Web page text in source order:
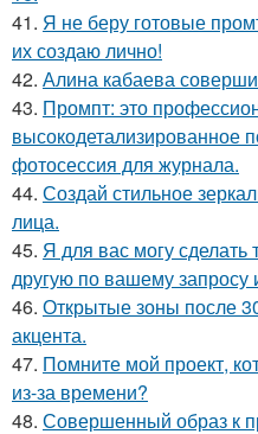
41. Я не беру готовые
их создаю лично!
42. Алина кабаева
43. Промпт: это
высокодетализированное
фотосессия для журнала.
44. Создай стильное
лица.
45. Я для вас могу
другую по вашему
46. Открытые зоны после
акцента.
47. Помните мой проект,
из-за времени?
48. Совершенный образ к